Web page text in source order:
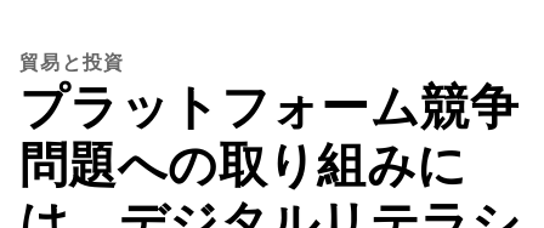
貿易と投資
プラットフォーム競争
問題への取り組みに